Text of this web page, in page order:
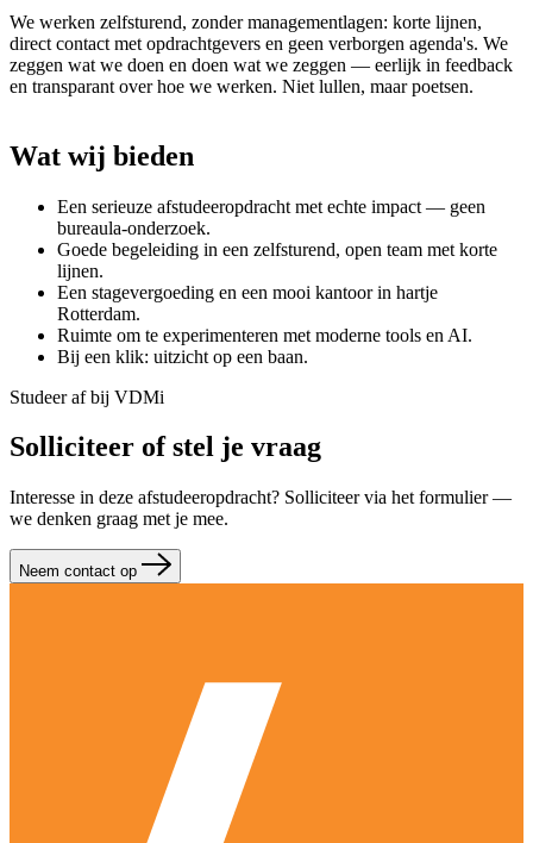
We werken zelfsturend, zonder managementlagen: korte lijnen,
direct contact met opdrachtgevers en geen verborgen agenda's. We
zeggen wat we doen en doen wat we zeggen — eerlijk in feedback
en transparant over hoe we werken. Niet lullen, maar poetsen.
Wat wij bieden
Een serieuze afstudeeropdracht met echte impact — geen
bureaula-onderzoek.
Goede begeleiding in een zelfsturend, open team met korte
lijnen.
Een stagevergoeding en een mooi kantoor in hartje
Rotterdam.
Ruimte om te experimenteren met moderne tools en AI.
Bij een klik: uitzicht op een baan.
Studeer af bij VDMi
Solliciteer of stel je vraag
Interesse in deze afstudeeropdracht? Solliciteer via het formulier —
we denken graag met je mee.
Neem contact op